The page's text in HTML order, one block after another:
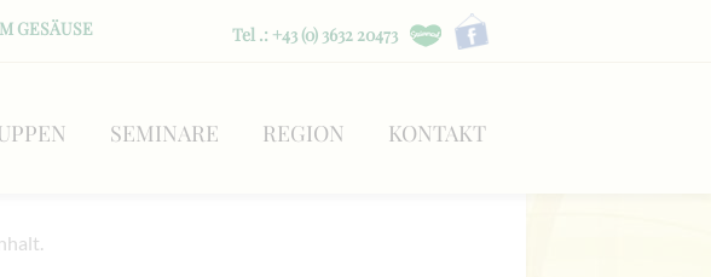
GESÄUSE Tel .: +43 (0) 3632 20473
SEMINARE REGION KONTAKT